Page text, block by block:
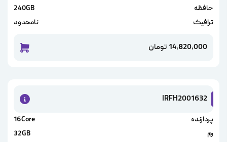
حافظه
ترافیک
240GB
نامحدود
14,820,000 تومان
خرید
IRFH2001632
پردازنده
رم
16Core
32GB